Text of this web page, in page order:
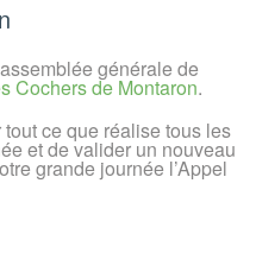
générale de
Cochers de Montaron.
ce que réalise tous les
et de valider un nouveau
grande journée l’Appel